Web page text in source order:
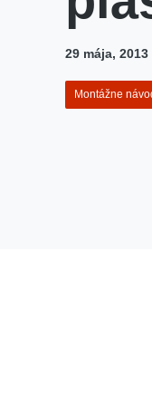
29 mája, 2013
Montážne